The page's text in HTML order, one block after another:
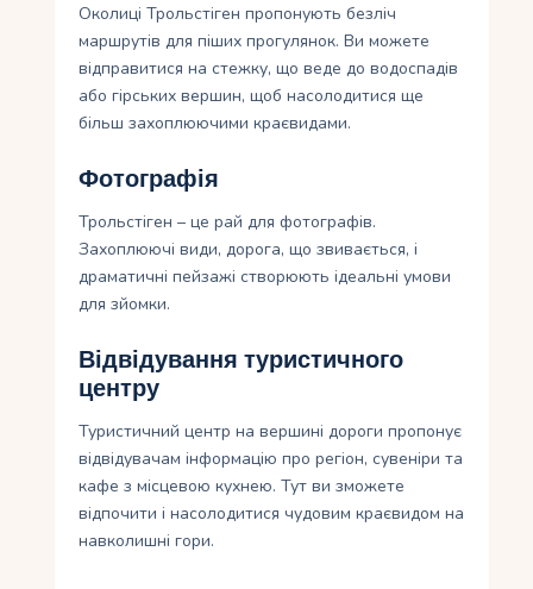
Околиці Трольстіген пропонують безліч
маршрутів для піших прогулянок. Ви можете
відправитися на стежку, що веде до водоспадів
або гірських вершин, щоб насолодитися ще
більш захоплюючими краєвидами.
Фотографія
Трольстіген – це рай для фотографів.
Захоплюючі види, дорога, що звивається, і
драматичні пейзажі створюють ідеальні умови
для зйомки.
Відвідування туристичного
центру
Туристичний центр на вершині дороги пропонує
відвідувачам інформацію про регіон, сувеніри та
кафе з місцевою кухнею. Тут ви зможете
відпочити і насолодитися чудовим краєвидом на
навколишні гори.